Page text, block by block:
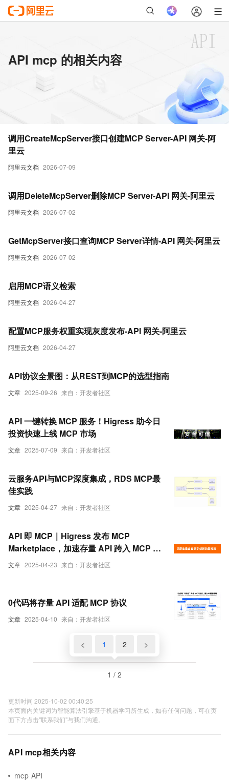
API mcp 的相关内容
阿里云文档 2026-07-09
调用CreateMcpServer接口创建MCP Server-API 网关-阿
里云
阿里云文档 2026-07-02
调用DeleteMcpServer删除MCP Server-API 网关-阿里云
阿里云文档 2026-07-02
GetMcpServer接口查询MCP Server详情-API 网关-阿里云
阿里云文档 2026-04-27
启用MCP语义检索
阿里云文档 2026-04-27
配置MCP服务权重实现灰度发布-API 网关-阿里云
文章 2025-09-26 来自：开发者社区
API协议全景图：从REST到MCP的选型指南
文章 2025-07-09 来自：开发者社区
API 一键转换 MCP 服务！Higress 助今日
投资快速上线 MCP 市场
文章 2025-04-27 来自：开发者社区
云服务API与MCP深度集成，RDS MCP最
佳实践
文章 2025-04-23 来自：开发者社区
API 即 MCP｜Higress 发布 MCP
Marketplace，加速存量 API 跨入 MCP 时
代
文章 2025-04-10 来自：开发者社区
0代码将存量 API 适配 MCP 协议
< 1 2 >
1 / 2
更新时间 2025-10-02 00:40:25
本页面内关键词为智能算法引擎基于机器学习所生成，如有任何问题，可在页
面下方点击"联系我们"与我们沟通。
API mcp相关内容
mcp API